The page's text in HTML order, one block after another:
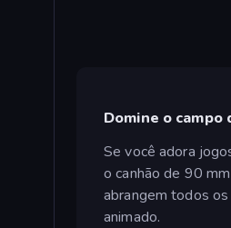
Domine o
Se você adora
o canhão de 90
abrangem todos
animado.